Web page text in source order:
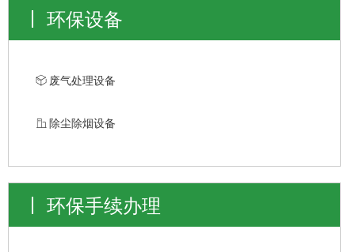
环保设备
ꁦ 废气处理设备
ꀶ 除尘除烟设备
环保手续办理